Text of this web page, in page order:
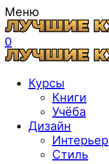
Меню
0
Курсы
Книги
Учёба
Дизайн
Интерьер
Стиль